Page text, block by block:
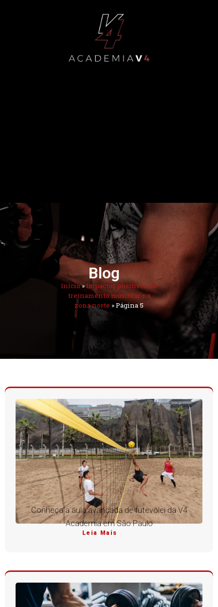
Blog
Início»Impactos positivos do
treinamento muscular na
zona norte »Página 5
Conheça a aula avançada de futevôlei da V4
Academia em São Paulo
Leia Mais